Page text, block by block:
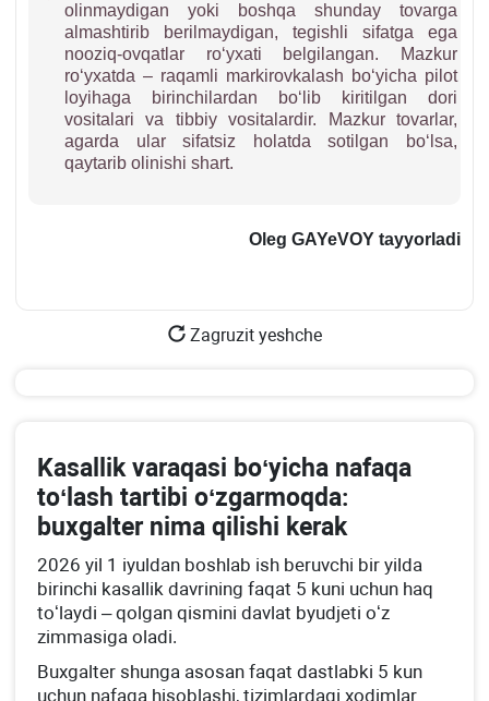
olinmaydigan yoki boshqa shunday tovarga
almashtirib berilmaydigan, tegishli sifatga ega
nooziq-ovqatlar roʻyхati belgilangan. Mazkur
roʻyхatda – raqamli markirovkalash boʻyicha pilot
loyihaga birinchilardan boʻlib kiritilgan dori
vositalari va tibbiy vositalardir. Mazkur tovarlar,
agarda ular sifatsiz holatda sotilgan boʻlsa,
qaytarib olinishi shart.
Oleg GAYeVOY tayyorladi
Zagruzit yeshche
Kasallik varaqasi boʻyicha nafaqa
toʻlash tartibi oʻzgarmoqda:
buхgalter nima qilishi kerak
2026 yil 1 iyuldan boshlab ish beruvchi bir yilda
birinchi kasallik davrining faqat 5 kuni uchun haq
toʻlaydi – qolgan qismini davlat byudjeti oʻz
zimmasiga oladi.
Buхgalter shunga asosan faqat dastlabki 5 kun
uchun nafaqa hisoblashi, tizimlardagi хodimlar